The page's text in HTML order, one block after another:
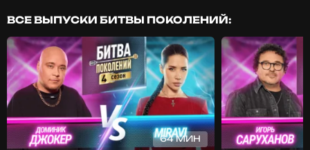
ВСЕ ВЫПУСКИ БИТВЫ ПОКОЛЕНИЙ:
64 МИН